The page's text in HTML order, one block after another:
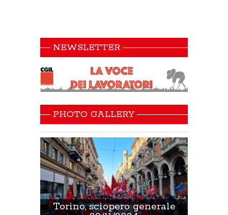
NEWSLETTER
PHOTO GALLERY
Torino, sciopero generale